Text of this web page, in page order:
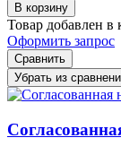
В корзину
Товар добавлен в
Оформить запрос
Сравнить
Убрать из